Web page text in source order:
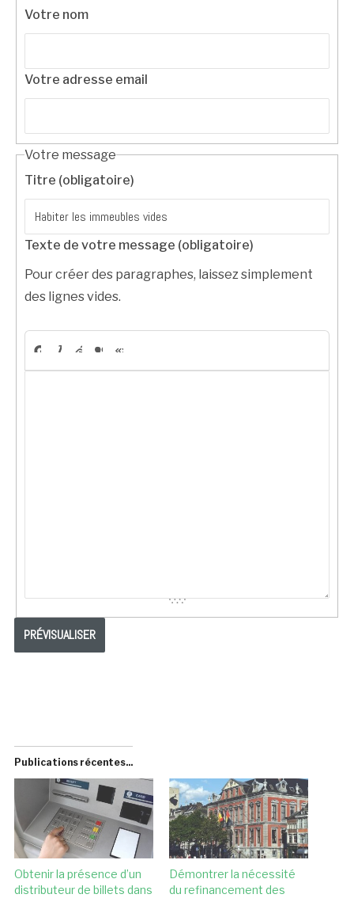
Votre nom
Votre adresse email
Votre message
Titre (obligatoire)
Texte de votre message (obligatoire)
Pour créer des paragraphes, laissez simplement
des lignes vides.
Publications récentes...
Obtenir la présence d’un
distributeur de billets dans
Démontrer la nécessité
du refinancement des